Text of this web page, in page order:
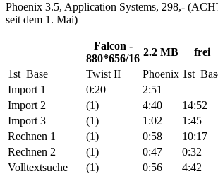
Phoenix 3.5, Application Systems, 298,-
seit dem 1. Mai)
Falcon -
880*656/16
2.2 MB frei
1st_Base
Twist II Phoenix
Import 1
0:20 2:51
Import 2
(1) 4:40 14:52
Import 3
(1) 1:02 1:45
Rechnen 1
(1) 0:58 10:17
Rechnen 2
(1) 0:47 0:32
Volltextsuche
(1) 0:56 4:42